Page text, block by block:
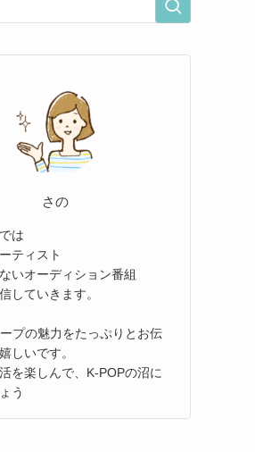
さの
は
ティスト
いオーディション番組
していきます。
プの魅力をたっぷりとお伝
しいです。
を楽しんで、K-POPの沼に
う